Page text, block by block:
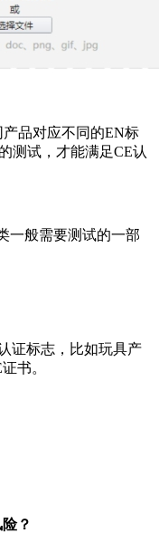
品对应不同的EN标
测试，才能满足CE认
一般需要测试的一部
证标志，比如玩具产
书。
？